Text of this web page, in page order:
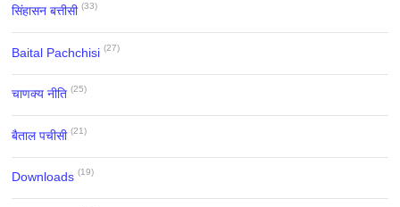
सिंहासन बत्तीसी (33)
Baital Pachchisi (27)
चाणक्य नीति (25)
बैताल पचीसी (21)
Downloads (19)